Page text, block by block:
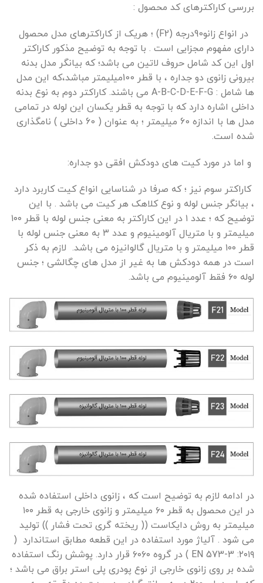
بررسی کاراکترهای کد محصول :
در انواع زانو90درجه (F2) ؛ هریک از کاراکترهای مدل محصول
دارای مفهوم مجزایی است . با توجه به توضیح مذکور کاراکتر
اول این کد شامل حروف لاتین می باشد؛ که بیانگر مدل بدنه
بیرونی زانوی دو جداره ، با قطر 100میلیمتر مباشد،که این مدل
ها شامل : A-B-C-D-E-F-G می باشند. کاراکتر دوم به نوع بدنه
داخلی اشاره دارد که با توجه به قطر یکسان این لوله در تمامی
مدل ها با اندازه 60 میلیمتر ؛ به عنوان ( 60 داخلی ) نامگذاری
شده است.
و اما در مورد کیت های دودکش افقی دو جداره:
کاراکتر سوم نیز ؛ که صرفا در شناسایی انواع کیت کاربرد دارد
، بیانگر جنس لوله و نوع کلاهک هر کیت می باشد . با این
توضیح که ؛ عدد ۱ در این کاراکتر به معنی جنس لوله با قطر ۱۰۰
میلیمتر و با متریال آلومینیوم و عدد ۳ به معنی جنس لوله با
قطر ۱۰۰ میلیمتر و با متریال گالوانیزه می باشد. لازم به ذکر
است در همه دودکش ها به غیر از مدل های چگالشی ؛ جنس
لوله ۶۰ فقط آلومینیوم می باشد.
در ادامه لازم به توضیح است که ، زانوی داخلی استفاده شده
در این محصول به قطر میلیمتر و زانوی خارجی به قطر
میلیمتر به روش دایکاست (( ریخته گری تحت فشار )) تولید
می شود . آلیاژ مورد استفاده در این قطعه مطابق استاندارد (
EN 573-3 :۲۰۱۹ ) در گروه قرار دارد. پوشش رنگ استفاده
شده بر روی زانوی خارجی از نوع پودری پلی استر براق می باشد ؛